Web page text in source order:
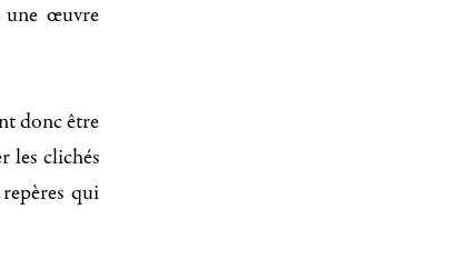
une œuvre
donc être
les clichés
qui